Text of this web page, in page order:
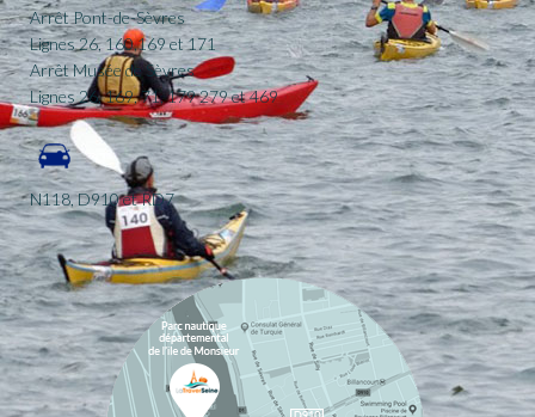
Arrêt Pont-de-Sèvres
Lignes 26, 160,169 et 171
Arrêt Musée de Sèvres
Lignes 26, 169, 71, 179 279 et 469
N118, D910 et RD7